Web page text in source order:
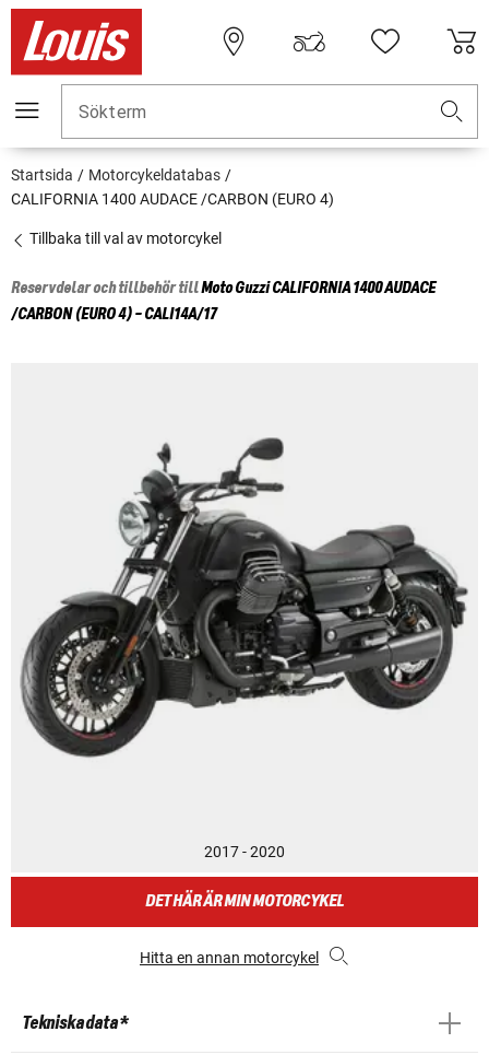
Sökterm
Startsida
Motorcykeldatabas
CALIFORNIA 1400 AUDACE /CARBON (EURO 4)
Tillbaka till val av motorcykel
Reservdelar och tillbehör tillMoto GuzziCALIFORNIA 1400 AUDACE
/CARBON (EURO 4) - CALI14A/17
2017 - 2020
DET HÄR ÄR MIN MOTORCYKEL
Hitta en annan motorcykel
Tekniska data *